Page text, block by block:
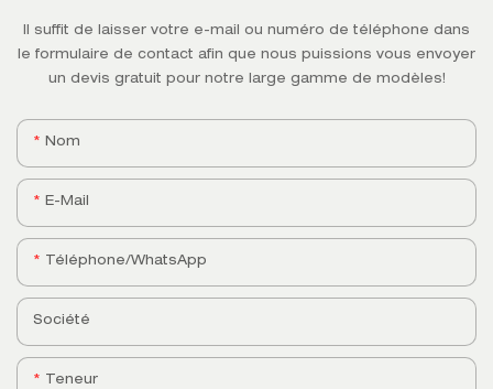
Il suffit de laisser votre e-mail ou numéro de téléphone dans
le formulaire de contact afin que nous puissions vous envoyer
un devis gratuit pour notre large gamme de modèles!
Nom
E-Mail
Téléphone/WhatsApp
Société
Teneur